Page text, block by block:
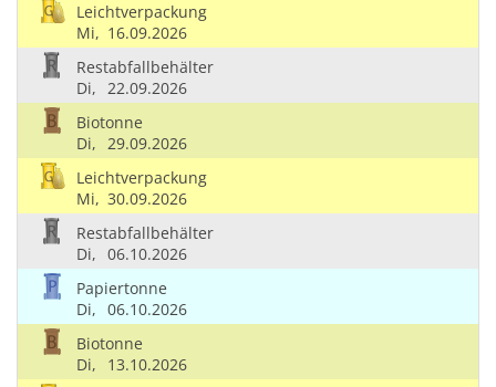
Leichtverpackung
Mi, 16.09.2026
Restabfallbehälter
Di, 22.09.2026
Biotonne
Di, 29.09.2026
Leichtverpackung
Mi, 30.09.2026
Restabfallbehälter
Di, 06.10.2026
Papiertonne
Di, 06.10.2026
Biotonne
Di,
13.10.2026